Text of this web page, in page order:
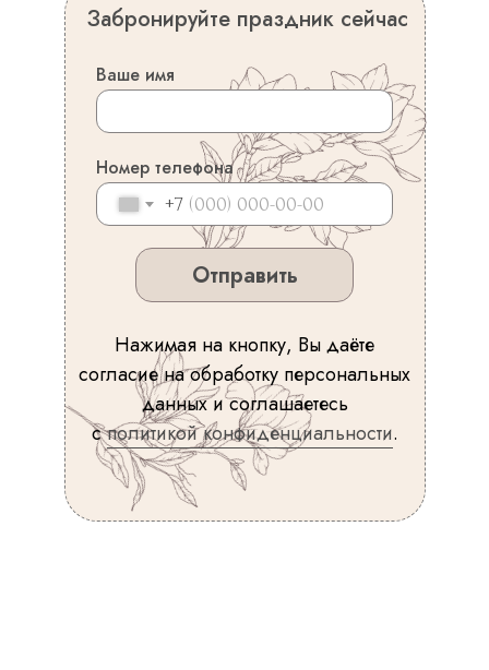
Ваше имя
Номер телефона
+7
Отправить
Забронируйте праздник сейчас
Нажимая на кнопку, Вы даёте
согласие на обработку персональных
данных и соглашаетесь
сполитикой конфиденциальности.